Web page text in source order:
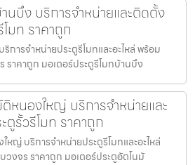
นบึง บริการจำหน่ายและติดตั้ง
มท ราคาถูก
การจำหน่ายประตูรีโมทและอะไหล่ พร้อม
าคาถูก มอเตอร์ประตูรีโมทบ้านบึง
หนองใหญ่ บริการจำหน่ายและ
รั้วรีโมท ราคาถูก
หญ่ บริการจำหน่ายประตูรีโมทและอะไหล่
งจร ราคาถูก มอเตอร์ประตูอัตโนมั